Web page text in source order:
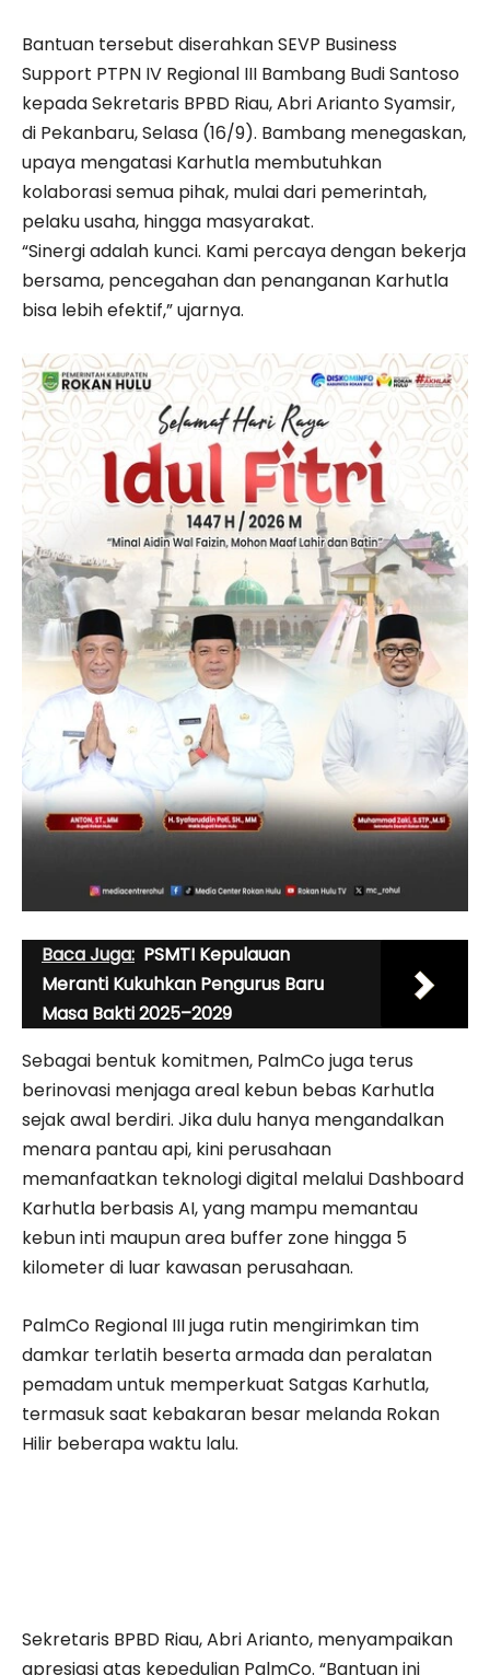
Bantuan tersebut diserahkan SEVP Business
Support PTPN IV Regional III Bambang Budi Santoso
kepada Sekretaris BPBD Riau, Abri Arianto Syamsir,
di Pekanbaru, Selasa (16/9). Bambang menegaskan,
upaya mengatasi Karhutla membutuhkan
kolaborasi semua pihak, mulai dari pemerintah,
pelaku usaha, hingga masyarakat.
“Sinergi adalah kunci. Kami percaya dengan bekerja
bersama, pencegahan dan penanganan Karhutla
bisa lebih efektif,” ujarnya.
Baca Juga: PSMTI Kepulauan
Meranti Kukuhkan Pengurus Baru
Masa Bakti 2025–2029
Sebagai bentuk komitmen, PalmCo juga terus
berinovasi menjaga areal kebun bebas Karhutla
sejak awal berdiri. Jika dulu hanya mengandalkan
menara pantau api, kini perusahaan
memanfaatkan teknologi digital melalui Dashboard
Karhutla berbasis AI, yang mampu memantau
kebun inti maupun area buffer zone hingga 5
kilometer di luar kawasan perusahaan.
PalmCo Regional III juga rutin mengirimkan tim
damkar terlatih beserta armada dan peralatan
pemadam untuk memperkuat Satgas Karhutla,
termasuk saat kebakaran besar melanda Rokan
Hilir beberapa waktu lalu.
Sekretaris BPBD Riau, Abri Arianto, menyampaikan
apresiasi atas kepedulian PalmCo. “Bantuan ini